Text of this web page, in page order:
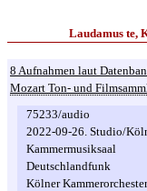
Laudamus te,
8 Aufnahmen laut
Mozart Ton- und
75233/audio
2022-09-26. Studio/
Kammermusiksaal
Deutschlandfunk
Kölner